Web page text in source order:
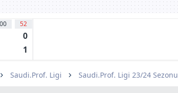
52
0
1
Saudi.Prof. Ligi Saudi.Prof. Ligi 23/24 Sezonu